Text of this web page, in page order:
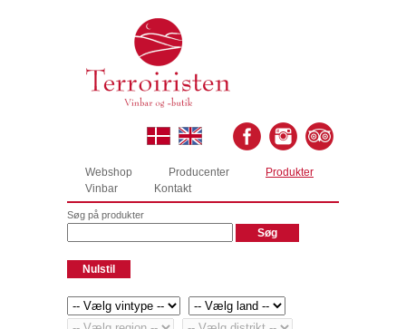
Webshop Producenter
Produkter
Vinbar
Kontakt
Søg på produkter